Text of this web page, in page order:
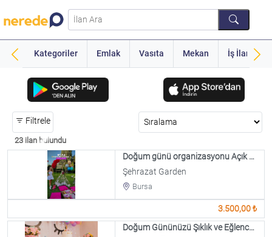
Kategoriler Emlak Vasıta Mekan İş İlanı
Filtrele
23 ilan bulundu
Doğum günü organizasyonu Açık Alan
Şehrazat Garden
Bursa
3.500,00 ₺
Doğum Gününüzü Şıklık ve Eğlenceyle Taçlandırın